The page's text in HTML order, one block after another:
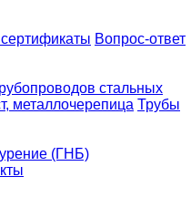
Вопрос-ответ
стальных
металлочерепица Трубы
(ГНБ)